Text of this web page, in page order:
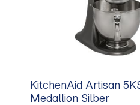
KitchenAid Artisan
Medallion Silber